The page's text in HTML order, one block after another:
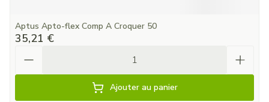
Aptus Apto-flex Comp A Croquer 50
35,21 €
Ajouter au panier